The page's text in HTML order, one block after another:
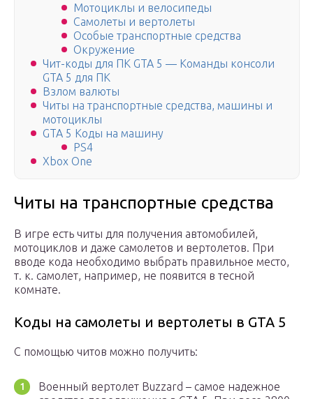
Мотоциклы и велосипеды
Самолеты и вертолеты
Особые транспортные средства
Окружение
Чит-коды для ПК GTA 5 — Команды консоли
GTA 5 для ПК
Взлом валюты
Читы на транспортные средства, машины и
мотоциклы
GTA 5 Коды на машину
PS4
Xbox One
Читы на транспортные средства
В игре есть читы для получения автомобилей,
мотоциклов и даже самолетов и вертолетов. При
вводе кода необходимо выбрать правильное место,
т. к. самолет, например, не появится в тесной
комнате.
Коды на самолеты и вертолеты в GTA 5
С помощью читов можно получить:
Военный вертолет Buzzard – самое надежное